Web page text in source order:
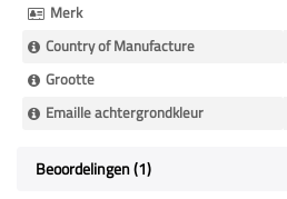
Merk
Country of Manufacture
Grootte
Emaille achtergrondkleur
Beoordelingen 1